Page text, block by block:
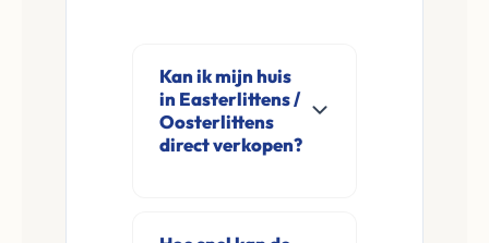
Kan ik mijn huis
in Easterlittens /
Oosterlittens
direct verkopen?